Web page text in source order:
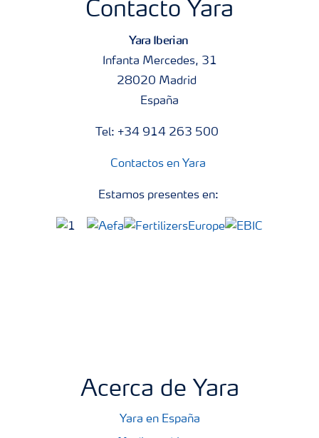
Contacto Yara
Yara Iberian
Infanta Mercedes, 31
28020 Madrid
España
Tel: +34 914 263 500
Contactos en Yara
Estamos presentes en:
Acerca de Yara
Yara en España